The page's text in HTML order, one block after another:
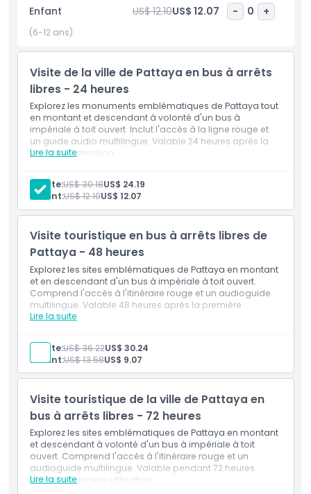
histoires intéressants sur la riche histoire, la culture et les
sites célèbres de Pattaya. Les bus confortables rendent
votre trajet fluide et agréable.
Que vous visitiez en famille, entre amis ou seul, cette visite
en bus hop-on hop-off est un moyen simple et sans stress
de voir les principales attractions de Pattaya. Elle est
parfaite pour les voyageurs qui souhaitent explorer la ville
de manière détendue et flexible.
Inclus
Politique enfant/adulte
Exclus
À savoir
Emplacement
Comment échanger
Politique d'annulation
Enfant US$ 12.10US$ 12.07 - 0 +
(6-12 ans)
Visite de la ville de Pattaya en bus à arrêts
libres - 24 heures
Explorez les monuments emblématiques de Pattaya tout
en montant et descendant à volonté d'un bus à
impériale à toit ouvert. Inclut l'accès à la ligne rouge et
un guide audio multilingue. Valable 24 heures après la
première utilisation.
Lire la suite
Adulte:US$ 30.18US$ 24.19
Enfant:US$ 12.10US$ 12.07
Visite touristique en bus à arrêts libres de
Pattaya - 48 heures
Explorez les sites emblématiques de Pattaya en montant
et en descendant d'un bus à impériale à toit ouvert.
Comprend l'accès à l'itinéraire rouge et un audioguide
multilingue. Valable 48 heures après la première
utilisation.
Lire la suite
Adulte:US$ 36.22US$ 30.24
Enfant:US$ 13.58US$ 9.07
Visite touristique de la ville de Pattaya en
bus à arrêts libres - 72 heures
Explorez les sites emblématiques de Pattaya en montant
et descendant à volonté d'un bus à impériale à toit
ouvert. Comprend l'accès à l'itinéraire rouge et un
audioguide multilingue. Valable pendant 72 heures
après la première utilisation.
Lire la suite